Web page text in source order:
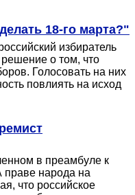
18-го марта?"
избиратель
о том, что
Голосовать на них
повлиять на исход
в преамбуле к
народа на
что российское